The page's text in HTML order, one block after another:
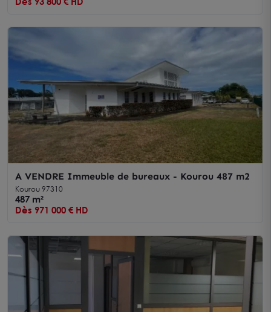
A VENDRE Immeuble de bureaux - Kourou 487 m2
Kourou 97310
487 m²
Dès 971 000 € HD